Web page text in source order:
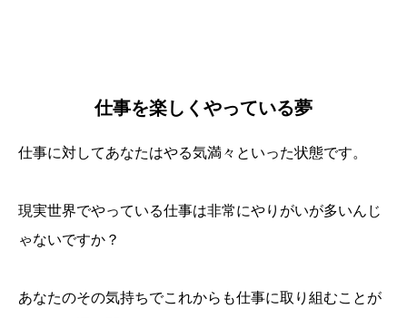
仕事を楽しくやっている夢
仕事に対してあなたはやる気満々といった状態です。
現実世界でやっている仕事は非常にやりがいが多いんじ
ゃないですか？
あなたのその気持ちでこれからも仕事に取り組むことが